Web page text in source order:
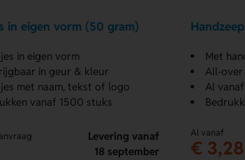
in eigen vorm (50 gram)
in eigen vorm
in geur & kleur
met naam, tekst of logo
vanaf 1500 stuks
Levering vanaf
18 september
Met
All-
Al
Al vanaf
€ 3,28